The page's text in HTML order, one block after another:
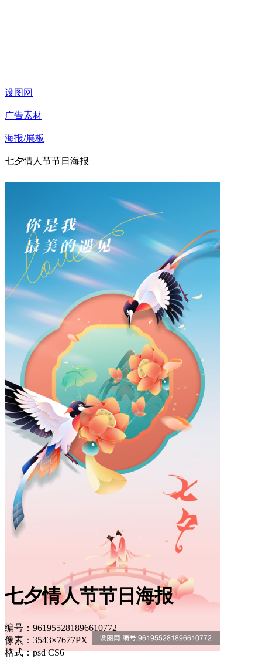
设图网
广告素材
海报/展板
七夕情人节节日海报
七夕情人节节日海报
编号：961955281896610772
像素：3543×7677PX
格式：psd CS6